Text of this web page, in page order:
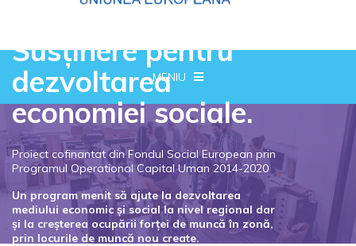
MENIU
Susținere pentru
dezvoltarea
economiei sociale.
Proiect cofinantat din Fondul Social European prin
Programul Operational Capital Uman 2014-2020
Un program menit să ajute la dezvoltarea
mediului economic și social la nivel regional dar
și la creșterea ocupării forței de muncă în zonă,
prin locurile de muncă nou create.